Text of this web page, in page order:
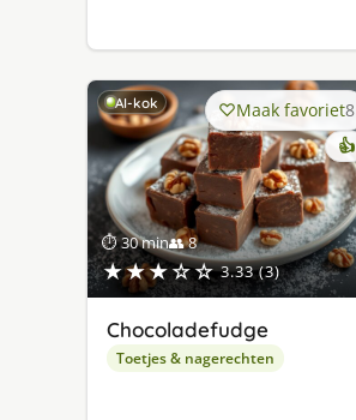
AI-kok
⏱ 30 min👥 8
★★★☆☆ 3.33 (3)
Maak favoriet8
👍
Chocoladefudge
Toetjes & nagerechten